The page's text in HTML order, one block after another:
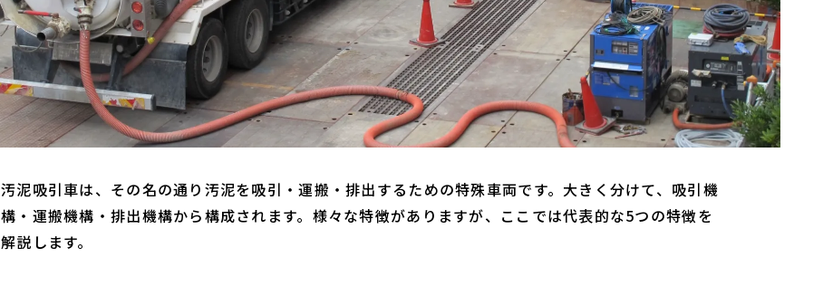
汚泥吸引車は、その名の通り汚泥を吸引・運搬・排出するための特殊車両です。大きく分けて、吸引機
構・運搬機構・排出機構から構成されます。様々な特徴がありますが、ここでは代表的な5つの特徴を
解説します。